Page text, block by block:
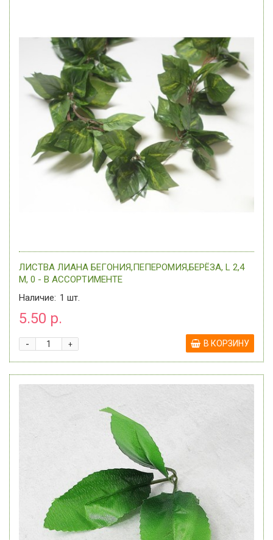
ЛИСТВА ЛИАНА БЕГОНИЯ,ПЕПЕРОМИЯ,БЕРЁЗА, L 2,4
М, 0 - В АССОРТИМЕНТЕ
Наличие: 1 шт.
5.50 р.
+
- В КОРЗИНУ